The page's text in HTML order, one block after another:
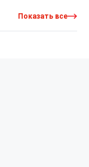
Показать все